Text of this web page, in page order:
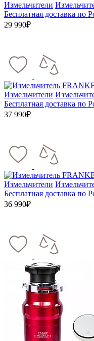
Измельчители
Бесплатная доставка по
29 990₽
Измельчители
Бесплатная доставка по
37 990₽
Измельчители
Бесплатная доставка по
36 990₽